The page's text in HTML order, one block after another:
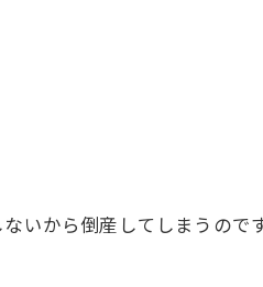
いから倒産してしまうのです